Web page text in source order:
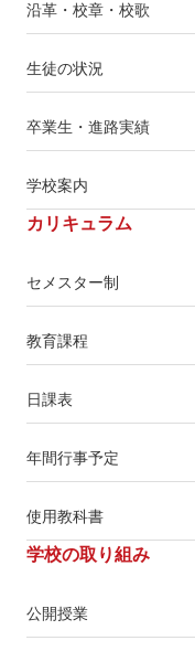
沿革・校章・校歌
生徒の状況
卒業生・進路実績
学校案内
カリキュラム
セメスター制
教育課程
日課表
年間行事予定
使用教科書
学校の取り組み
公開授業